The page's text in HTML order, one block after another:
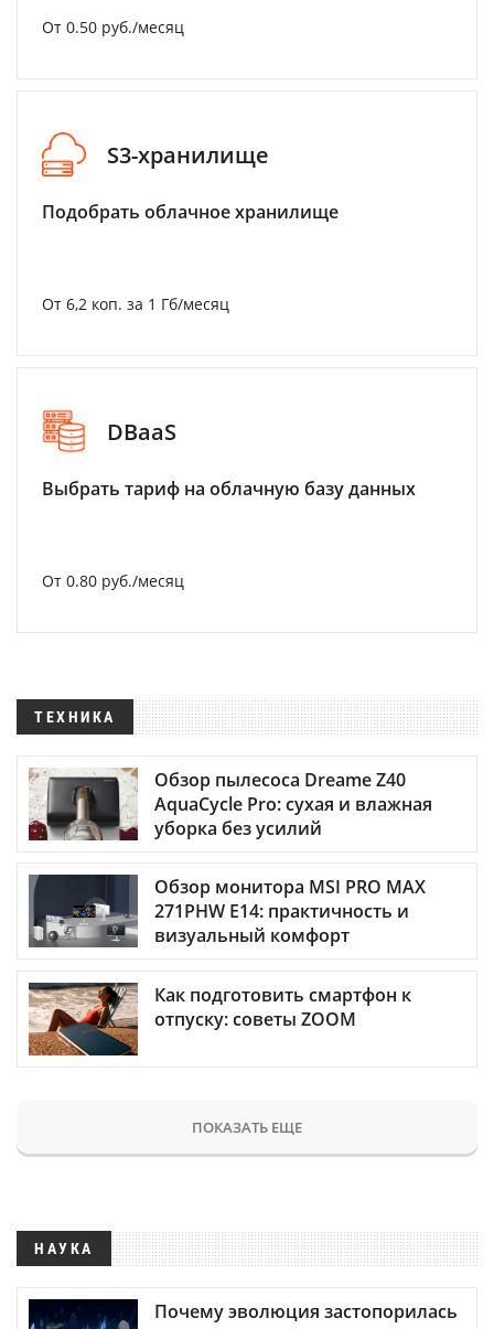
От 0.50 руб./месяц
S3-хранилище
Подобрать облачное хранилище
От 6,2 коп. за 1 Гб/месяц
DBaaS
Выбрать тариф на облачную базу данных
От 0.80 руб./месяц
ТЕХНИКА
Обзор пылесоса Dreame Z40
AquaCycle Pro: сухая и влажная
уборка без усилий
Обзор монитора MSI PRO MAX
271PHW E14: практичность и
визуальный комфорт
Как подготовить смартфон к
отпуску: советы ZOOM
ПОКАЗАТЬ ЕЩЕ
НАУКА
Почему эволюция застопорилась